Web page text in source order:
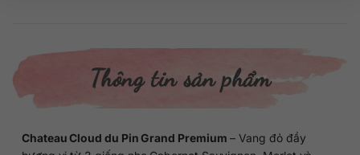
Thông tin sản phẩm
Chateau Cloud du Pin Grand Premium – Vang đỏ đầy